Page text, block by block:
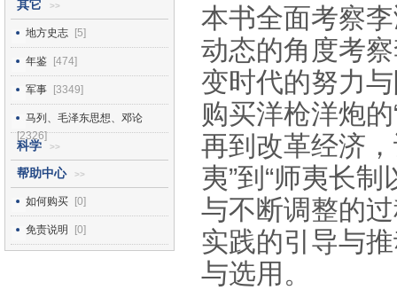
其它 >>
地方史志 [5]
年鉴 [474]
军事 [3349]
马列、毛泽东思想、邓论
[2326]
科学 >>
帮助中心 >>
如何购买 [0]
免责说明 [0]
本书全面考察
动态的角度考
变时代的努力
购买洋枪洋炮
再到改革经济
夷”到“师夷长
与不断调整的
实践的引导与
与选用。